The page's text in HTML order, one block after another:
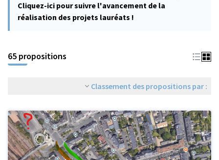
Cliquez-ici pour suivre l'avancement de la
réalisation des projets lauréats !
65 propositions
Classement des propositions par :